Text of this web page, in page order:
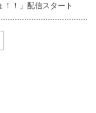
！！」配信スタート